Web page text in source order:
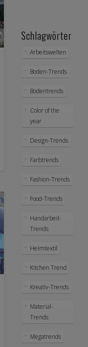
Schlagwörter
Arbeitswelten
Boden-Trends
Bodentrends
Color of the
year
Design-Trends
Farbtrends
Fashion-Trends
Food-Trends
Handarbeit-
Trends
Heimtextil
Kitchen Trend
Kreativ-Trends
Material-
Trends
Megatrends